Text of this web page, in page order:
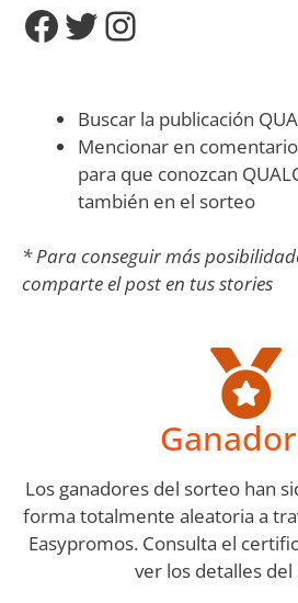
Buscar la publicación
Mencionar en
para que conozcan
también en el sorteo
* Para conseguir más
comparte el post en tus stories
Los ganadores del sorteo han
forma totalmente aleatoria a
Easypromos. Consulta el
ver los detalles